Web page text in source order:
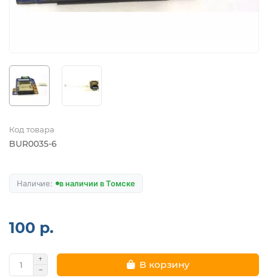
Код товара
BUR0035-6
в наличии в Томске
100 р.
В корзину